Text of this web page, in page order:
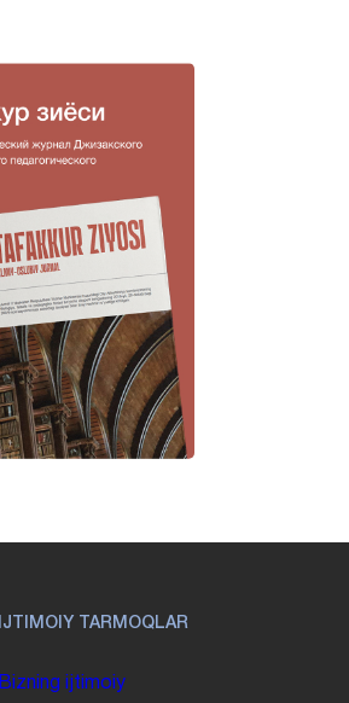
IJTIMOIY TARMOQLAR
Bizning ijtimoiy